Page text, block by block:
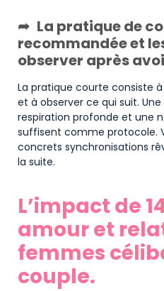
La pratique de
recommandée et
observer après
La pratique courte consiste
et à observer ce qui suit.
respiration profonde et une
suffisent comme protocole.
concrets synchronisations
la suite.
L’impact de
amour et
femmes
couple.